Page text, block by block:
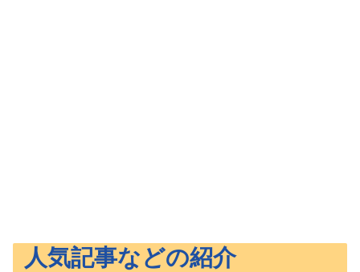
人気記事などの紹介